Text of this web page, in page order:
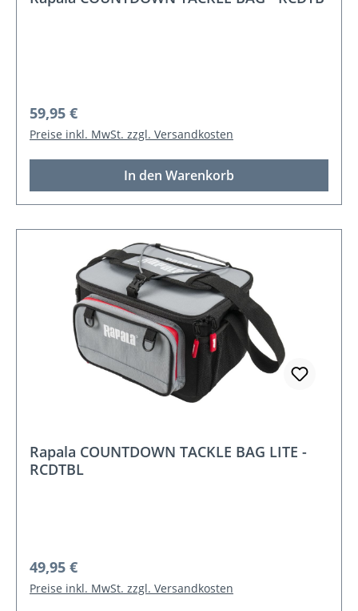
Regulärer Preis:
59,95 €
Preise inkl. MwSt. zzgl. Versandkosten
In den Warenkorb
Rapala COUNTDOWN TACKLE BAG LITE -
RCDTBL
Regulärer Preis:
49,95 €
Preise inkl. MwSt. zzgl. Versandkosten